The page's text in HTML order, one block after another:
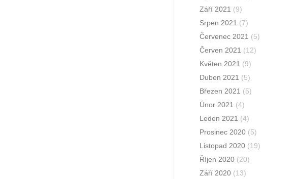
Září 2021 (9)
Srpen 2021 (7)
Červenec 2021 (5)
Červen 2021 (12)
Květen 2021 (9)
Duben 2021 (5)
Březen 2021 (5)
Únor 2021 (4)
Leden 2021 (4)
Prosinec 2020 (5)
Listopad 2020 (19)
Říjen 2020 (20)
Září 2020 (13)